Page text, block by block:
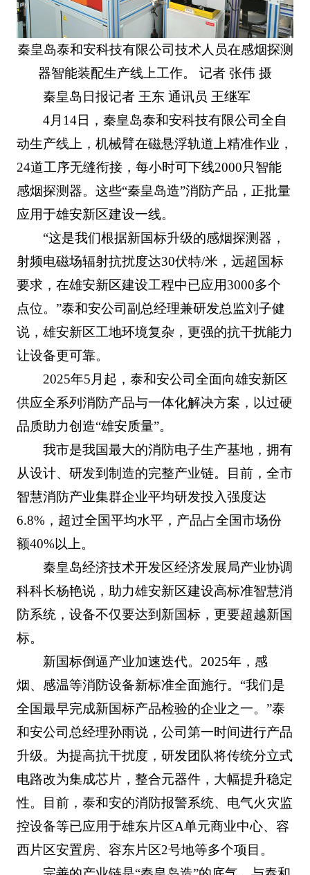
秦皇岛泰和安科技有限公司技术人员在感烟探测
器智能装配生产线上工作。 记者 张伟 摄
秦皇岛日报记者 王东 通讯员 王继军
4月14日，秦皇岛泰和安科技有限公司全自
动生产线上，机械臂在磁悬浮轨道上精准作业，
24道工序无缝衔接，每小时可下线2000只智能
感烟探测器。这些“秦皇岛造”消防产品，正批量
应用于雄安新区建设一线。
“这是我们根据新国标升级的感烟探测器，
射频电磁场辐射抗扰度达30伏特/米，远超国标
要求，在雄安新区建设工程中已应用3000多个
点位。”泰和安公司副总经理兼研发总监刘子健
说，雄安新区工地环境复杂，更强的抗干扰能力
让设备更可靠。
2025年5月起，泰和安公司全面向雄安新区
供应全系列消防产品与一体化解决方案，以过硬
品质助力创造“雄安质量”。
我市是我国最大的消防电子生产基地，拥有
从设计、研发到制造的完整产业链。目前，全市
智慧消防产业集群企业平均研发投入强度达
6.8%，超过全国平均水平，产品占全国市场份
额40%以上。
秦皇岛经济技术开发区经济发展局产业协调
科科长杨艳说，助力雄安新区建设高标准智慧消
防系统，设备不仅要达到新国标，更要超越新国
标。
新国标倒逼产业加速迭代。2025年，感
烟、感温等消防设备新标准全面施行。“我们是
全国最早完成新国标产品检验的企业之一。”泰
和安公司总经理孙雨说，公司第一时间进行产品
升级。为提高抗干扰度，研发团队将传统分立式
电路改为集成芯片，整合元器件，大幅提升稳定
性。目前，泰和安的消防报警系统、电气火灾监
控设备等已应用于雄东片区A单元商业中心、容
西片区安置房、容东片区2号地等多个项目。